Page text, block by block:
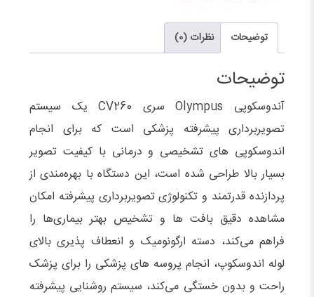
توضیحات نظرات (0)
توضیحات
آندوسکوپی Olympus سری CV260 یک سیستم
تصویربرداری پیشرفته پزشکی است که برای انجام
اندوسکوپی‌ های تشخیصی و درمانی با کیفیت تصویر
بسیار بالا طراحی شده است، این دستگاه با بهره‌مندی از
پردازنده قدرتمند و تکنولوژی تصویربرداری پیشرفته امکان
مشاهده دقیق بافت‌ ها و تشخیص بهتر بیماری‌ها را
فراهم می‌کند، دسته ارگونومیک و انعطاف‌ پذیری بالای
لوله اندوسکوپ، انجام پروسه‌ های پزشکی را برای پزشک
راحت و بدون خستگی می‌کند، سیستم روشنایی پیشرفته